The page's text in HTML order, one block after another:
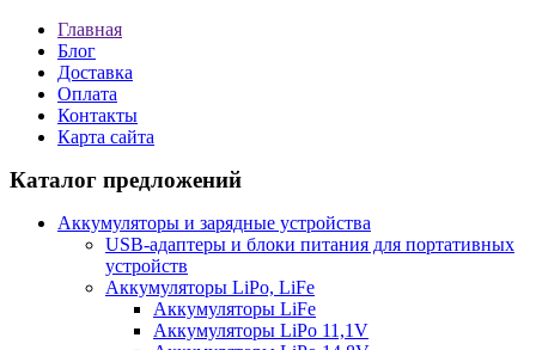
Главная
Блог
Доставка
Оплата
Контакты
Карта сайта
Каталог предложений
Аккумуляторы и зарядные устройства
USB-адаптеры и блоки питания для портативных
устройств
Аккумуляторы LiPo, LiFe
Аккумуляторы LiFe
Аккумуляторы LiPo 11,1V